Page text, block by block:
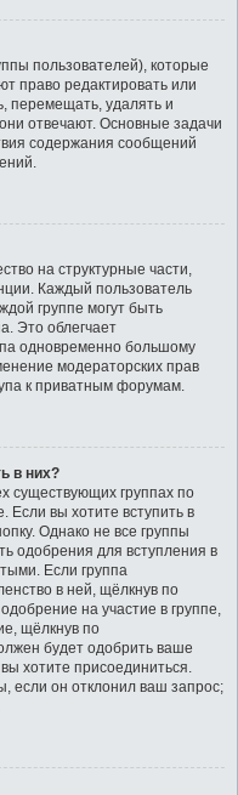
пользователей), которые
право редактировать или
перемещать, удалять и
отвечают. Основные задачи
содержания сообщений
на структурные части,
Каждый пользователь
группе могут быть
Это облегчает
одновременно большому
модераторских прав
к приватным форумам.
в них?
существующих группах по
вы хотите вступить в
Однако не все группы
одобрения для вступления в
Если группа
в ней, щёлкнув по
на участие в группе,
щёлкнув по
будет одобрить ваше
хотите присоединиться.
если он отклонил ваш запрос;